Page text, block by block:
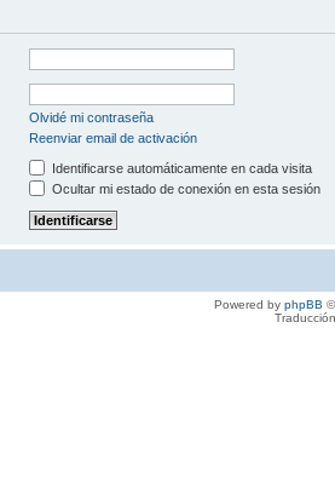
Olvidé mi contraseña
Reenviar email de activación
Identificarse automáticamente en cada visita
Ocultar mi estado de conexión en esta sesión
Powered by phpBB